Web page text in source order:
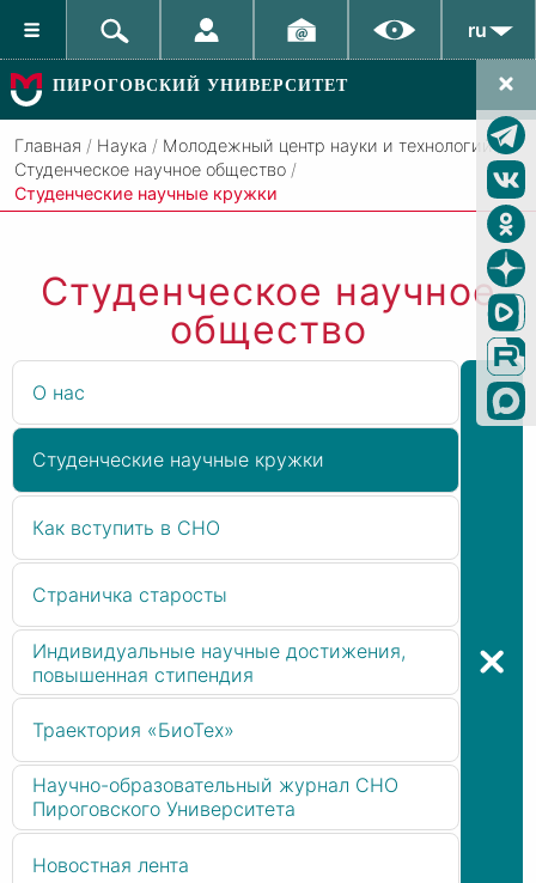
ru
ПИРОГОВСКИЙ УНИВЕРСИТЕТ
Главная / Наука / Молодежный центр науки и технологий /
Студенческое научное общество /
Студенческие научные кружки
Студенческое научное
общество
О нас
Студенческие научные кружки
Как вступить в СНО
Страничка старосты
Индивидуальные научные достижения,
повышенная стипендия
Траектория «БиоТех»
Научно-образовательный журнал СНО
Пироговского Университета
Новостная лента